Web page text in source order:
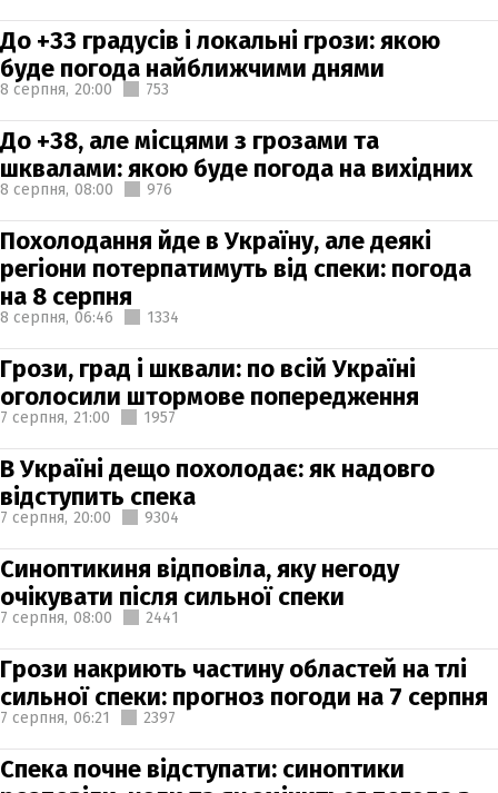
До +33 градусів і локальні грози: якою
буде погода найближчими днями
8 серпня, 20:00 753
До +38, але місцями з грозами та
шквалами: якою буде погода на вихідних
8 серпня, 08:00 976
Похолодання йде в Україну, але деякі
регіони потерпатимуть від спеки: погода
на 8 серпня
8 серпня, 06:46 1334
Грози, град і шквали: по всій Україні
оголосили штормове попередження
7 серпня, 21:00 1957
В Україні дещо похолодає: як надовго
відступить спека
7 серпня, 20:00 9304
Синоптикиня відповіла, яку негоду
очікувати після сильної спеки
7 серпня, 08:00 2441
Грози накриють частину областей на тлі
сильної спеки: прогноз погоди на 7 серпня
7 серпня, 06:21 2397
Спека почне відступати: синоптики